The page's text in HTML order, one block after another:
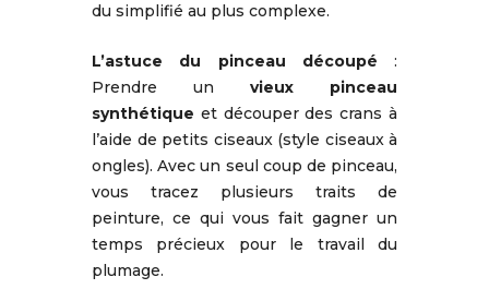
du simplifié au plus complexe.
L’astuce du pinceau découpé :
Prendre un vieux pinceau
synthétique et découper des crans à
l’aide de petits ciseaux (style ciseaux à
ongles). Avec un seul coup de pinceau,
vous tracez plusieurs traits de
peinture, ce qui vous fait gagner un
temps précieux pour le travail du
plumage.